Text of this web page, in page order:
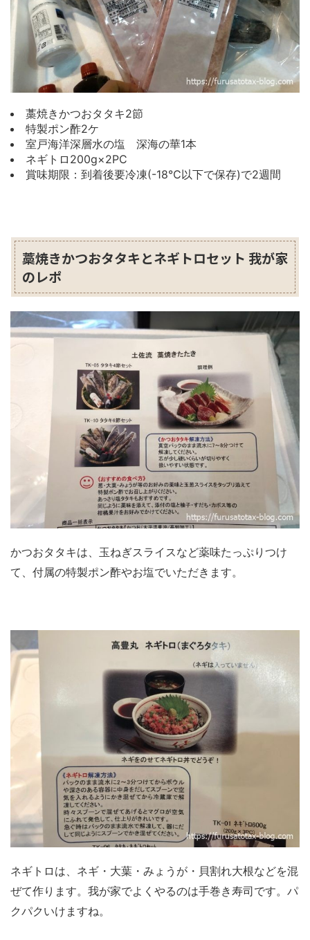
藁焼きかつおタタキ2節
特製ポン酢2ケ
室戸海洋深層水の塩 深海の華1本
ネギトロ200g×2PC
賞味期限：到着後要冷凍(-18℃以下で保存)で2週間
藁焼きかつおタタキとネギトロセット 我が家
のレポ
かつおタタキは、玉ねぎスライスなど薬味たっぷりつけ
て、付属の特製ポン酢やお塩でいただきます。
ネギトロは、ネギ・大葉・みょうが・貝割れ大根などを混
ぜて作ります。我が家でよくやるのは手巻き寿司です。パ
クパクいけますね。